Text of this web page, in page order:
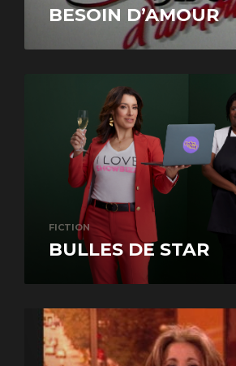
BESOIN D’AMOUR
FICTION
BULLES DE STAR